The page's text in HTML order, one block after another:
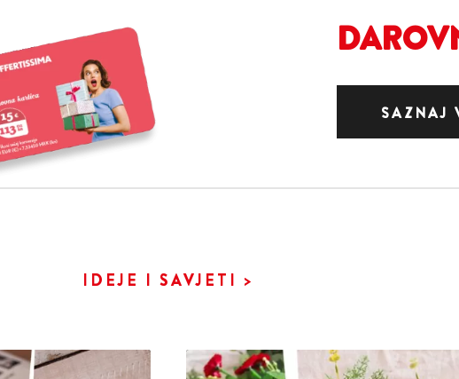
SAZNAJ
IDEJE I SAVJETI >